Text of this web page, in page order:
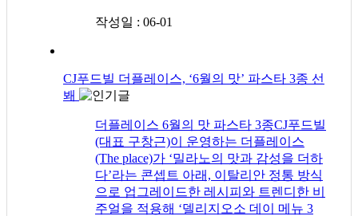
작성일 : 06-01
CJ푸드빌 더플레이스, ‘6월의 맛’ 파스타 3종 선
봬
더플레이스 6월의 맛 파스타 3종CJ푸드빌
(대표 구창근)이 운영하는 더플레이스
(The place)가 ‘밀라노의 맛과 감성을 더하
다’라는 콘셉트 아래, 이탈리안 정통 방식
으로 업그레이드한 레시피와 트렌디한 비
주얼을 적용해 ‘델리지오소 데이 메뉴 3